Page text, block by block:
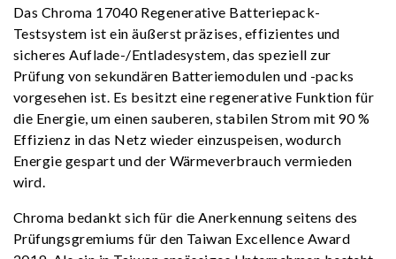
Das Chroma 17040 Regenerative Batteriepack-
Testsystem ist ein äußerst präzises, effizientes und
sicheres Auflade-/Entladesystem, das speziell zur
Prüfung von sekundären Batteriemodulen und -packs
vorgesehen ist. Es besitzt eine regenerative Funktion für
die Energie, um einen sauberen, stabilen Strom mit 90 %
Effizienz in das Netz wieder einzuspeisen, wodurch
Energie gespart und der Wärmeverbrauch vermieden
wird.
Chroma bedankt sich für die Anerkennung seitens des
Prüfungsgremiums für den Taiwan Excellence Award